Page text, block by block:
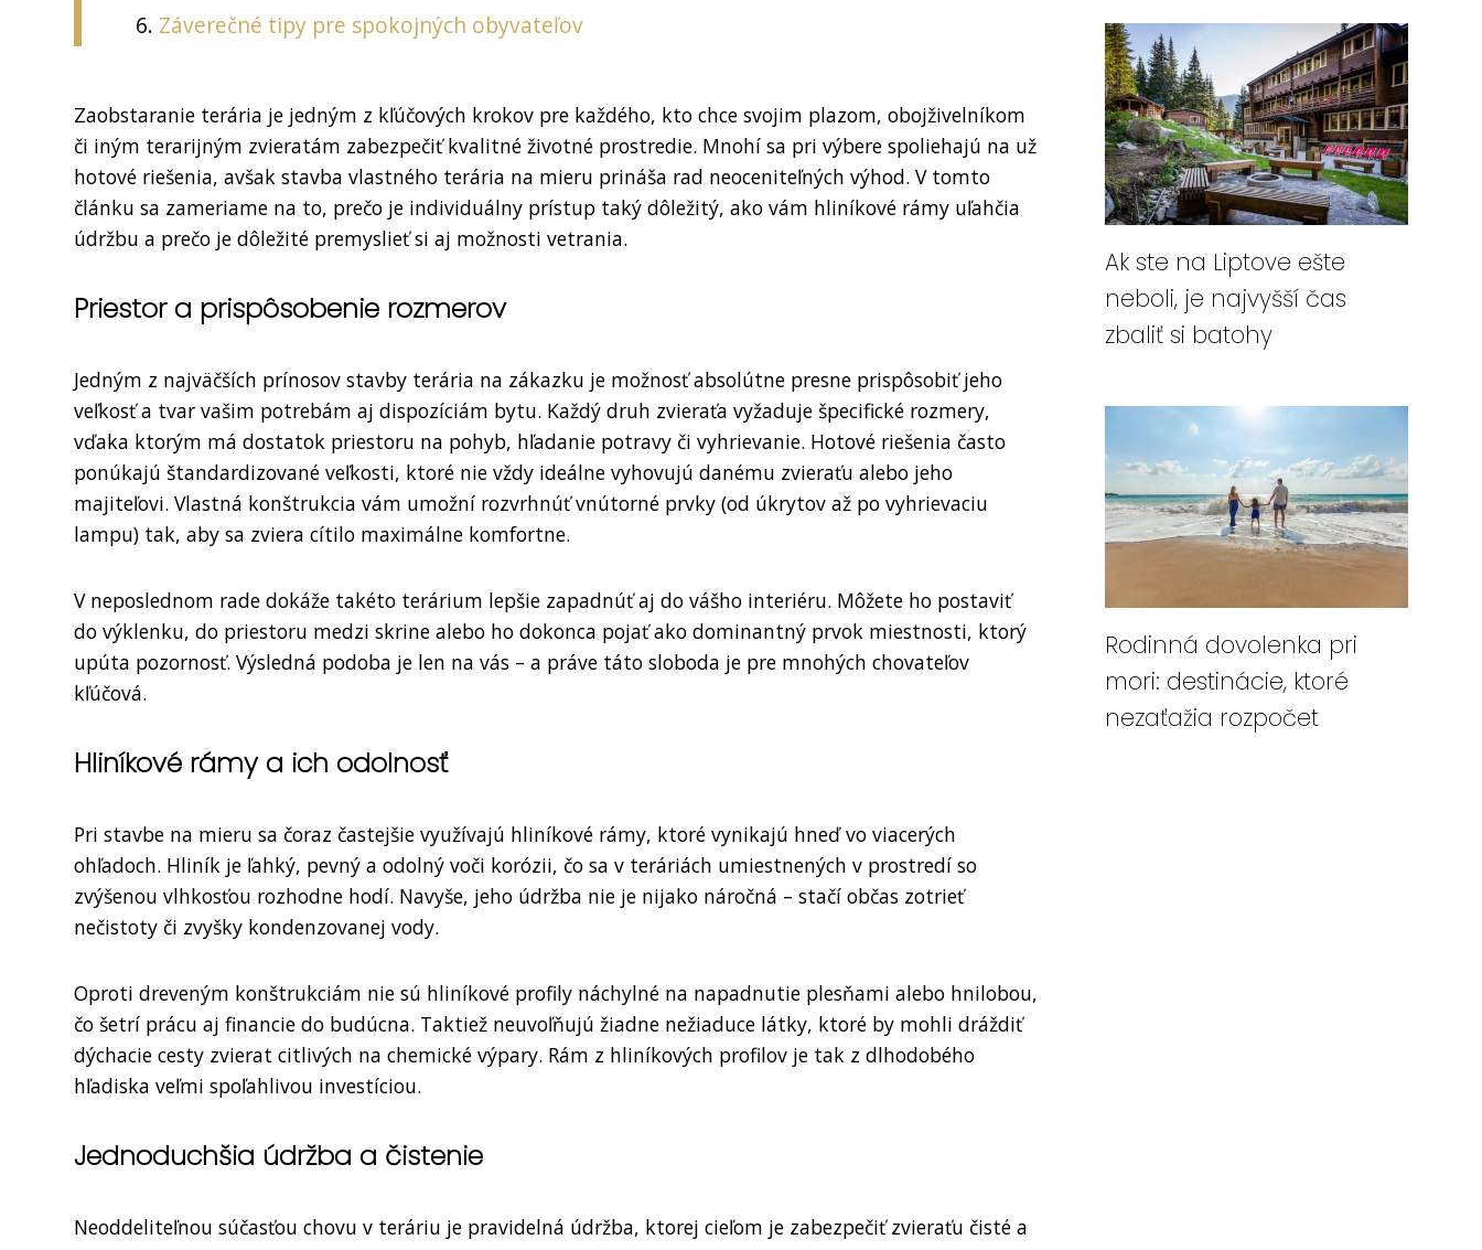
Záverečné tipy pre spokojných obyvateľov
Zaobstaranie terária je jedným z kľúčových krokov pre každého, kto chce svojim plazom, obojživelníkom
či iným terarijným zvieratám zabezpečiť kvalitné životné prostredie. Mnohí sa pri výbere spoliehajú na už
hotové riešenia, avšak stavba vlastného terária na mieru prináša rad neoceniteľných výhod. V tomto
článku sa zameriame na to, prečo je individuálny prístup taký dôležitý, ako vám hliníkové rámy uľahčia
údržbu a prečo je dôležité premyslieť si aj možnosti vetrania.
Priestor a prispôsobenie rozmerov
Jedným z najväčších prínosov stavby terária na zákazku je možnosť absolútne presne prispôsobiť jeho
veľkosť a tvar vašim potrebám aj dispozíciám bytu. Každý druh zvieraťa vyžaduje špecifické rozmery,
vďaka ktorým má dostatok priestoru na pohyb, hľadanie potravy či vyhrievanie. Hotové riešenia často
ponúkajú štandardizované veľkosti, ktoré nie vždy ideálne vyhovujú danému zvieraťu alebo jeho
majiteľovi. Vlastná konštrukcia vám umožní rozvrhnúť vnútorné prvky (od úkrytov až po vyhrievaciu
lampu) tak, aby sa zviera cítilo maximálne komfortne.
V neposlednom rade dokáže takéto terárium lepšie zapadnúť aj do vášho interiéru. Môžete ho postaviť
do výklenku, do priestoru medzi skrine alebo ho dokonca pojať ako dominantný prvok miestnosti, ktorý
upúta pozornosť. Výsledná podoba je len na vás – a práve táto sloboda je pre mnohých chovateľov
kľúčová.
Hliníkové rámy a ich odolnosť
Pri stavbe na mieru sa čoraz častejšie využívajú hliníkové rámy, ktoré vynikajú hneď vo viacerých
ohľadoch. Hliník je ľahký, pevný a odolný voči korózii, čo sa v teráriách umiestnených v prostredí so
zvýšenou vlhkosťou rozhodne hodí. Navyše, jeho údržba nie je nijako náročná – stačí občas zotrieť
nečistoty či zvyšky kondenzovanej vody.
Oproti dreveným konštrukciám nie sú hliníkové profily náchylné na napadnutie plesňami alebo hnilobou,
čo šetrí prácu aj financie do budúcna. Taktiež neuvoľňujú žiadne nežiaduce látky, ktoré by mohli dráždiť
dýchacie cesty zvierat citlivých na chemické výpary. Rám z hliníkových profilov je tak z dlhodobého
hľadiska veľmi spoľahlivou investíciou.
Jednoduchšia údržba a čistenie
Neoddeliteľnou súčasťou chovu v teráriu je pravidelná údržba, ktorej cieľom je zabezpečiť zvieraťu čisté a
Ak ste na Liptove ešte
neboli, je najvyšší čas
zbaliť si batohy
Rodinná dovolenka pri
mori: destinácie, ktoré
nezaťažia rozpočet